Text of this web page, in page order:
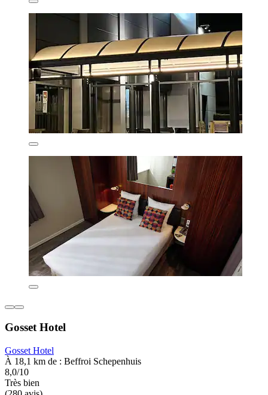
Gosset Hotel
Gosset Hotel
À 18,1 km de : Beffroi Schepenhuis
8,0/10
Très bien